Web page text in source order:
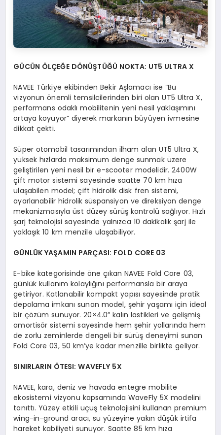
GÜCÜN ÖLÇEĞE DÖNÜŞTÜĞÜ NOKTA: UT5 ULTRA X
NAVEE Türkiye ekibinden Bekir Aşlamacı ise “Bu
vizyonun önemli temsilcilerinden biri olan UT5 Ultra X,
performans odaklı mobilitenin yeni nesil yaklaşımını
ortaya koyuyor” diyerek markanın büyüyen ivmesine
dikkat çekti.
Süper otomobil tasarımından ilham alan UT5 Ultra X,
yüksek hızlarda maksimum denge sunmak üzere
geliştirilen yeni nesil bir e-scooter modelidir. 2400W
çift motor sistemi sayesinde saatte 70 km hıza
ulaşabilen model; çift hidrolik disk fren sistemi,
ayarlanabilir hidrolik süspansiyon ve direksiyon denge
mekanizmasıyla üst düzey sürüş kontrolü sağlıyor. Hızlı
şarj teknolojisi sayesinde yalnızca 10 dakikalık şarj ile
yaklaşık 10 km menzile ulaşabiliyor.
GÜNLÜK YAŞAMIN PARÇASI: FOLD CORE 03
E-bike kategorisinde öne çıkan NAVEE Fold Core 03,
günlük kullanım kolaylığını performansla bir araya
getiriyor. Katlanabilir kompakt yapısı sayesinde pratik
depolama imkanı sunan model, şehir yaşamı için ideal
bir çözüm sunuyor. 20×4.0” kalın lastikleri ve gelişmiş
amortisör sistemi sayesinde hem şehir yollarında hem
de zorlu zeminlerde dengeli bir sürüş deneyimi sunan
Fold Core 03, 50 km’ye kadar menzille birlikte geliyor.
SINIRLARIN ÖTESI: WAVEFLY 5X
NAVEE, kara, deniz ve havada entegre mobilite
ekosistemi vizyonu kapsamında WaveFly 5X modelini
tanıttı. Yüzey etkili uçuş teknolojisini kullanan premium
wing-in-ground aracı, su yüzeyine yakın düşük irtifa
hareket kabiliyeti sunuyor. Saatte 85 km hıza